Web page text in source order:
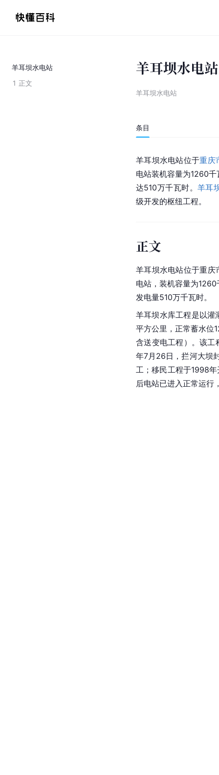
羊耳坝水电站
1 正文
羊耳坝水电站
羊耳坝水电站
条目
羊耳坝水电站位于重庆
电站装机容量为1260
达510万千瓦时。 羊耳
级开发的枢纽工程。
正文
羊耳坝水电站位于重庆
电站，装机容量为
发电量510万千瓦时。
羊耳坝水库工程是以灌
平方公里，正常蓄水位
含送变电工程）。该
年7月26日，拦河大坝
工；移民工程于1998
后电站已进入正常运行